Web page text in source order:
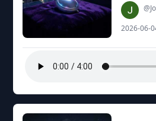
2026-06-